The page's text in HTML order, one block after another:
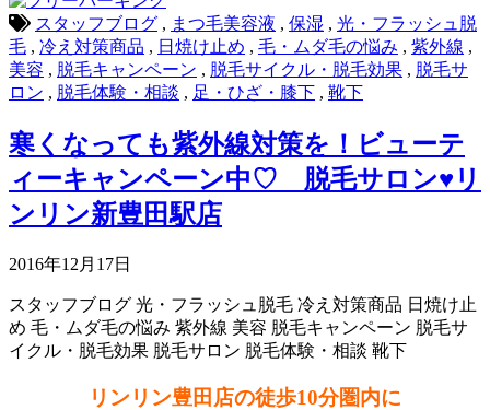
スタッフブログ , まつ毛美容液 , 保湿 , 光・フラッシュ脱
毛 , 冷え対策商品 , 日焼け止め , 毛・ムダ毛の悩み , 紫外線 ,
美容 , 脱毛キャンペーン , 脱毛サイクル・脱毛効果 , 脱毛サ
ロン , 脱毛体験・相談 , 足・ひざ・膝下 , 靴下
寒くなっても紫外線対策を！ビューテ
ィーキャンペーン中♡ 脱毛サロン♥リ
ンリン新豊田駅店
2016年12月17日
スタッフブログ 光・フラッシュ脱毛 冷え対策商品 日焼け止
め 毛・ムダ毛の悩み 紫外線 美容 脱毛キャンペーン 脱毛サ
イクル・脱毛効果 脱毛サロン 脱毛体験・相談 靴下
リンリン豊田店の徒歩10分圏内に